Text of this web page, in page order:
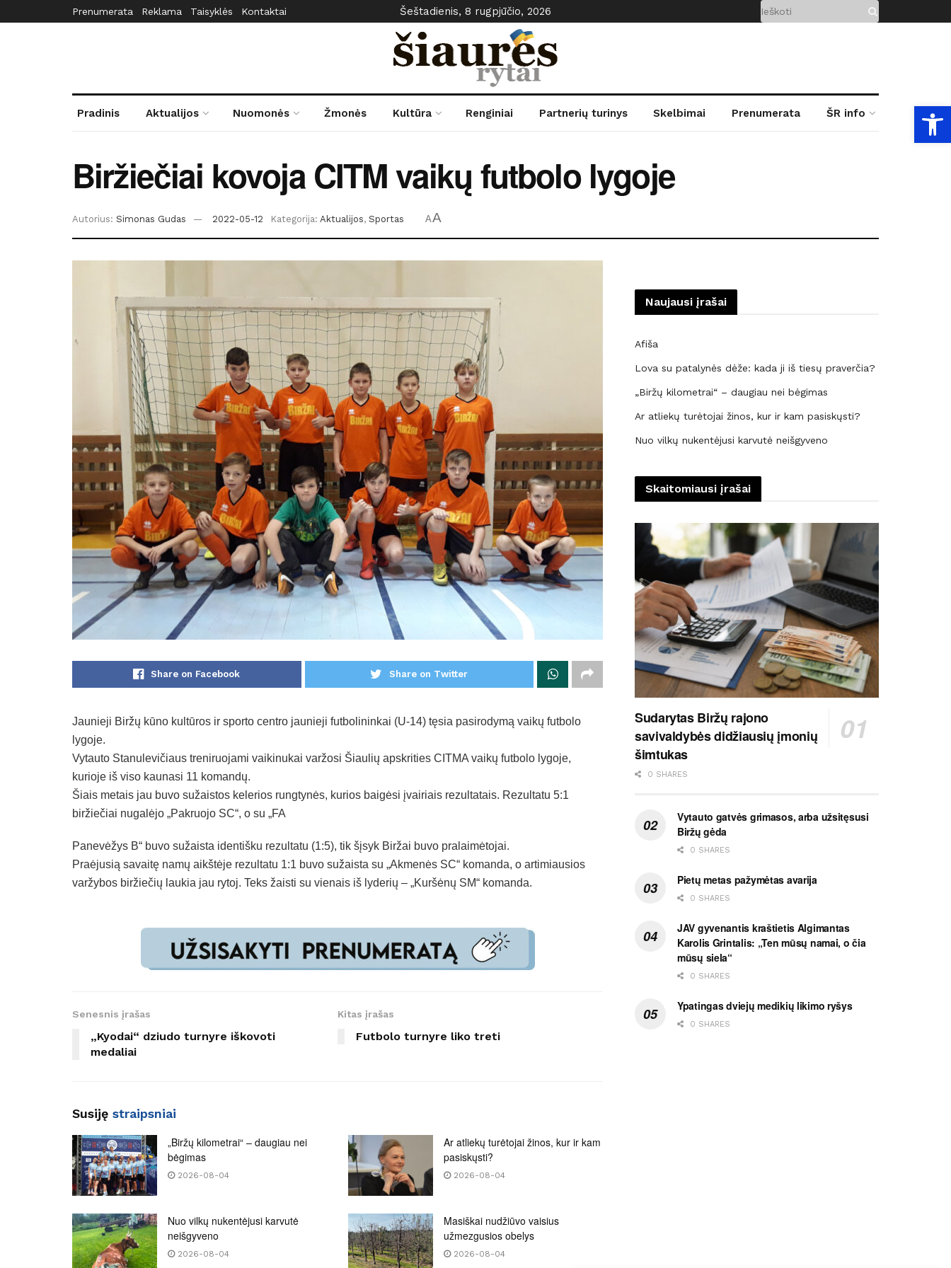
Prenumerata Reklama Taisyklės Kontaktai Šeštadienis, 8 rugpjūčio, 2026
Pradinis Aktualijos Nuomonės Žmonės Kultūra Renginiai Partnerių turinys Skelbimai Prenumerata ŠR info
Biržiečiai kovoja CITM vaikų futbolo lygoje
Autorius: Simonas Gudas 2022-05-12 Kategorija: Aktualijos, Sportas AA
Share on Facebook Share on Twitter
Jaunieji Biržų kūno kultūros ir sporto centro jaunieji futbolininkai (U-14) tęsia pasirodymą vaikų futbolo
lygoje.
Vytauto Stanulevičiaus treniruojami vaikinukai varžosi Šiaulių apskrities CITMA vaikų futbolo lygoje,
kurioje iš viso kaunasi 11 komandų.
Šiais metais jau buvo sužaistos kelerios rungtynės, kurios baigėsi įvairiais rezultatais. Rezultatu 5:1
biržiečiai nugalėjo „Pakruojo SC“, o su „FA
Panevėžys B“ buvo sužaista identišku rezultatu (1:5), tik šįsyk Biržai buvo pralaimėtojai.
Praėjusią savaitę namų aikštėje rezultatu 1:1 buvo sužaista su „Akmenės SC“ komanda, o artimiausios
varžybos biržiečių laukia jau rytoj. Teks žaisti su vienais iš lyderių – „Kuršėnų SM“ komanda.
Senesnis įrašas
„Kyodai“ dziudo turnyre iškovoti
medaliai
Kitas įrašas
Futbolo turnyre liko treti
Susiję straipsniai
„Biržų kilometrai“ – daugiau nei
bėgimas
2026-08-04
Ar atliekų turėtojai žinos, kur ir kam
pasiskųsti?
2026-08-04
Nuo vilkų nukentėjusi karvutė
neišgyveno
2026-08-04
Masiškai nudžiūvo vaisius
užmezgusios obelys
2026-08-04
Naujausi įrašai
Afiša
Lova su patalynės dėže: kada ji iš tiesų praverčia?
„Biržų kilometrai“ – daugiau nei bėgimas
Ar atliekų turėtojai žinos, kur ir kam pasiskųsti?
Nuo vilkų nukentėjusi karvutė neišgyveno
Skaitomiausi įrašai
Sudarytas Biržų rajono
savivaldybės didžiausių įmonių
šimtukas
0 SHARES
Vytauto gatvės grimasos, arba užsitęsusi
Biržų gėda
0 SHARES
Pietų metas pažymėtas avarija
0 SHARES
JAV gyvenantis kraštietis Algimantas
Karolis Grintalis: „Ten mūsų namai, o čia
mūsų siela“
0 SHARES
Ypatingas dviejų medikių likimo ryšys
0 SHARES